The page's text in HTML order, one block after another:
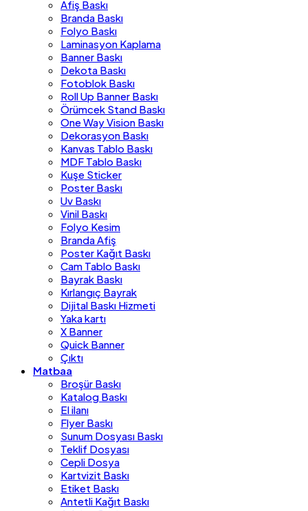
Afiş Baskı
Branda Baskı
Folyo Baskı
Laminasyon Kaplama
Banner Baskı
Dekota Baskı
Fotoblok Baskı
Roll Up Banner Baskı
Örümcek Stand Baskı
One Way Vision Baskı
Dekorasyon Baskı
Kanvas Tablo Baskı
MDF Tablo Baskı
Kuşe Sticker
Poster Baskı
Uv Baskı
Vinil Baskı
Folyo Kesim
Branda Afiş
Poster Kağıt Baskı
Cam Tablo Baskı
Bayrak Baskı
Kırlangıç Bayrak
Dijital Baskı Hizmeti
Yaka kartı
X Banner
Quick Banner
Çıktı
Matbaa
Broşür Baskı
Katalog Baskı
El ilanı
Flyer Baskı
Sunum Dosyası Baskı
Teklif Dosyası
Cepli Dosya
Kartvizit Baskı
Etiket Baskı
Antetli Kağıt Baskı